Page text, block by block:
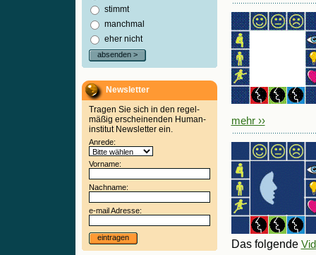
stimmt
manchmal
eher nicht
absenden >
Newsletter
Tragen Sie sich in den regel-
mäßig erscheinenden Human-
institut Newsletter ein.
Anrede:
Vorname:
Nachname:
e-mail Adresse:
eintragen
mehr ››
Das folgende